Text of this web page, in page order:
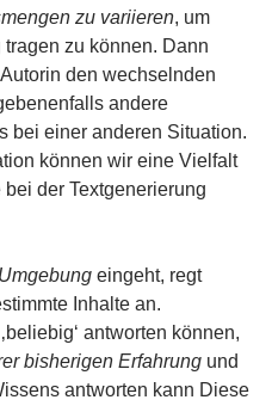
zu variieren, um
zu können. Dann
den wechselnden
andere
bei einer anderen Situation.
können wir eine Vielfalt
der Textgenerierung
Umgebung eingeht, regt
Inhalte an.
antworten können,
bisherigen Erfahrung und
antworten kann Diese